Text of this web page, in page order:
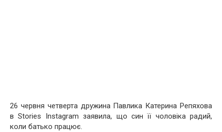
26 червня четверта дружина Павлика Катерина Репяхова
в Stories Instagram заявила, що син її чоловіка радий,
коли батько працює.